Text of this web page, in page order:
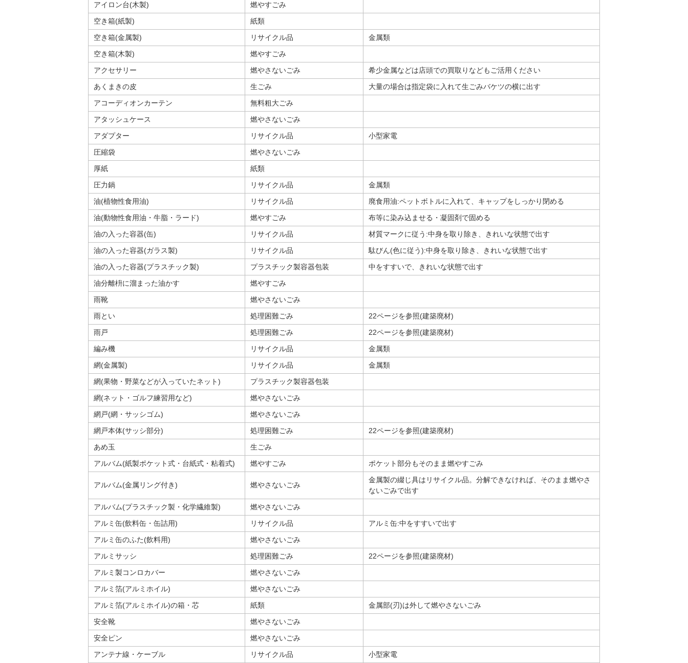
アイロン台(木製)
燃やすごみ
空き箱(紙製)
紙類
空き箱(金属製)
リサイクル品
金属類
空き箱(木製)
燃やすごみ
アクセサリー
燃やさないごみ
希少金属などは店頭での買取りなどもご活用ください
あくまきの皮
生ごみ
大量の場合は指定袋に入れて生ごみバケツの横に出す
アコーディオンカーテン
無料粗大ごみ
アタッシュケース
燃やさないごみ
アダプター
リサイクル品
小型家電
圧縮袋
燃やさないごみ
厚紙
紙類
圧力鍋
リサイクル品
金属類
油(植物性食用油)
リサイクル品
廃食用油:ペットボトルに入れて、キャップをしっかり閉める
油(動物性食用油・牛脂・ラード)
燃やすごみ
布等に染み込ませる・凝固剤で固める
油の入った容器(缶)
リサイクル品
材質マークに従う:中身を取り除き、きれいな状態で出す
油の入った容器(ガラス製)
リサイクル品
駄びん(色に従う):中身を取り除き、きれいな状態で出す
油の入った容器(プラスチック製)
プラスチック製容器包装
中をすすいで、きれいな状態で出す
油分離枡に溜まった油かす
燃やすごみ
雨靴
燃やさないごみ
雨とい
処理困難ごみ
22ページを参照(建築廃材)
雨戸
処理困難ごみ
22ページを参照(建築廃材)
編み機
リサイクル品
金属類
網(金属製)
リサイクル品
金属類
網(果物・野菜などが入っていたネット)
プラスチック製容器包装
網(ネット・ゴルフ練習用など)
燃やさないごみ
網戸(網・サッシゴム)
燃やさないごみ
網戸本体(サッシ部分)
処理困難ごみ
22ページを参照(建築廃材)
あめ玉
生ごみ
アルバム(紙製ポケット式・台紙式・粘着式)
燃やすごみ ポケット部分もそのまま燃やすごみ
アルバム(金属リング付き) 燃やさないごみ
金属製の綴じ具はリサイクル品。分解できなければ、そのまま燃やさ
ないごみで出す
アルバム(プラスチック製・化学繊維製)
燃やさないごみ
アルミ缶(飲料缶・缶詰用)
リサイクル品
アルミ缶:中をすすいで出す
アルミ缶のふた(飲料用)
燃やさないごみ
アルミサッシ
処理困難ごみ
22ページを参照(建築廃材)
アルミ製コンロカバー
燃やさないごみ
アルミ箔(アルミホイル)
燃やさないごみ
アルミ箔(アルミホイル)の箱・芯
紙類
金属部(刃)は外して燃やさないごみ
安全靴
燃やさないごみ
安全ピン
燃やさないごみ
アンテナ線・ケーブル
リサイクル品
小型家電